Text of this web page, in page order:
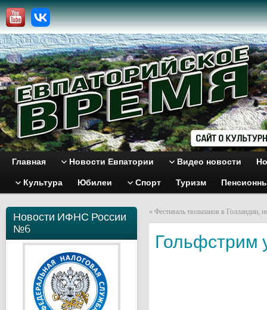
Главная Новости Евпатории Видео новости
Культура Юбилеи Спорт Туризм
Новости ИФНС России
№6
« Фестиваль тюльпанов в Голландии,
Гольфстрим